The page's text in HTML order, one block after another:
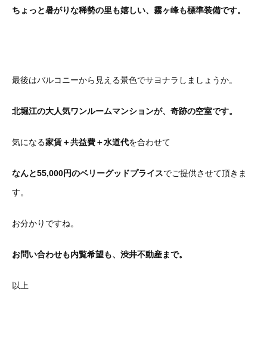
ちょっと暑がりな稀勢の里も嬉しい、霧ヶ峰も標準装備です。
最後はバルコニーから見える景色でサヨナラしましょうか。
北堀江の大人気ワンルームマンションが、奇跡の空室です。
気になる家賃＋共益費＋水道代を合わせて
なんと55,000円のベリーグッドプライスでご提供させて頂きま
す。
お分かりですね。
お問い合わせも内覧希望も、渋井不動産まで。
以上